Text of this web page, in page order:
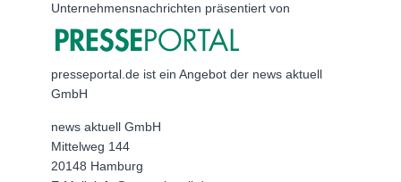
Unternehmensnachrichten präsentiert von
presseportal.de ist ein Angebot der news aktuell
GmbH
news aktuell GmbH
Mittelweg 144
20148 Hamburg